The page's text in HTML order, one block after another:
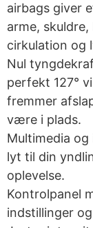
airbags giver
arme,
cirkulation og
Nul
perfekt 127°
fremmer
være i plads.
Multimedia
lyt til din
oplevelse.
Kontrolpanel
indstillinger